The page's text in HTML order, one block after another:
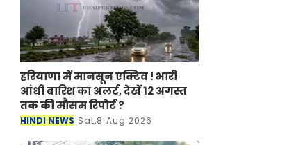
हरियाणा में मानसून एक्टिव ! भारी
आंधी बारिश का अलर्ट, देखें 12 अगस्त
तक की मौसम रिपोर्ट ?
HINDI NEWS Sat,8 Aug 2026